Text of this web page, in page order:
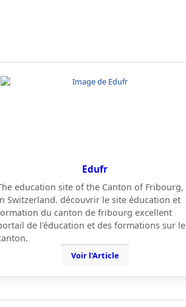
Edufr
education site of the Canton of Fribourg,
Switzerland. découvrir le site éducation et
du canton de fribourg excellent
de l'éducation et des formations sur le
Voir l'Article